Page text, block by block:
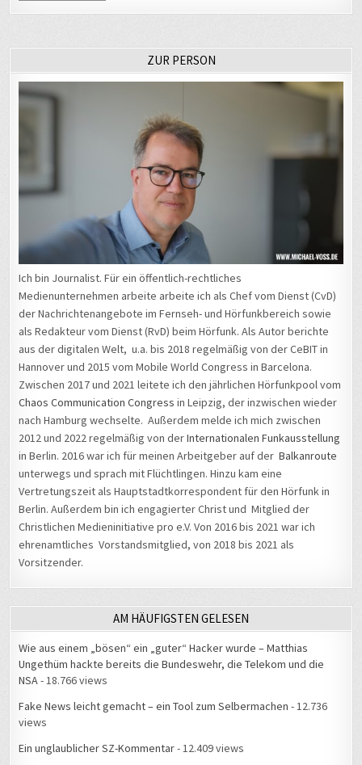
ZUR PERSON
Ich bin Journalist. Für ein öffentlich-rechtliches
Medienunternehmen arbeite arbeite ich als Chef vom Dienst (CvD)
der Nachrichtenangebote im Fernseh- und Hörfunkbereich sowie
als Redakteur vom Dienst (RvD) beim Hörfunk. Als Autor berichte
aus der digitalen Welt, u.a. bis 2018 regelmäßig von der CeBIT in
Hannover und 2015 vom Mobile World Congress in Barcelona.
Zwischen 2017 und 2021 leitete ich den jährlichen Hörfunkpool vom
Chaos Communication Congress in Leipzig, der inzwischen wieder
nach Hamburg wechselte. Außerdem melde ich mich zwischen
2012 und 2022 regelmäßig von derInternationalen Funkausstellung
in Berlin. 2016 war ich für meinen Arbeitgeber auf derBalkanroute
unterwegs und sprach mit Flüchtlingen. Hinzu kam eine
Vertretungszeit als Hauptstadtkorrespondent für den Hörfunk in
Berlin. Außerdem bin ich engagierter Christ und Mitglied der
Christlichen Medieninitiative pro e.V. Von 2016 bis 2021 war ich
ehrenamtliches Vorstandsmitglied, von 2018 bis 2021 als
Vorsitzender.
AM HÄUFIGSTEN GELESEN
Wie aus einem „bösen“ ein „guter“ Hacker wurde – Matthias
Ungethüm hackte bereits die Bundeswehr, die Telekom und die
NSA- 18.766 views
Fake News leicht gemacht – ein Tool zum Selbermachen - 12.736
views
Ein unglaublicher SZ-Kommentar- 12.409 views